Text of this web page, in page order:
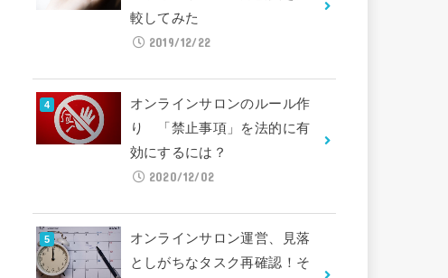
較してみた
2019/12/22
オンラインサロンのルール作
り 「禁止事項」を法的に有
効にするには？
2020/12/02
オンラインサロン運営、見落
としがちなタスク再確認！そ